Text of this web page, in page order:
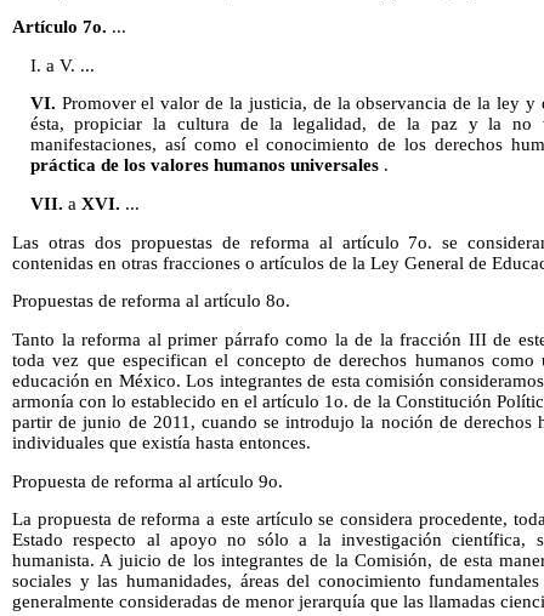
Artículo 7o. ...
I. a V. ...
VI. Promover el valor de la justicia, de la observancia de la ley
ésta, propiciar la cultura de la legalidad, de la paz y la no
manifestaciones, así como el conocimiento de los derechos
práctica de los valores humanos universales.
VII. a XVI. ...
Las otras dos propuestas de reforma al artículo 7o. se
contenidas en otras fracciones o artículos de la Ley General de
Propuestas de reforma al artículo 8o.
Tanto la reforma al primer párrafo como la de la fracción III de
toda vez que especifican el concepto de derechos humanos
educación en México. Los integrantes de esta comisión
armonía con lo establecido en el artículo 1o. de la Constitución
partir de junio de 2011, cuando se introdujo la noción de derechos
individuales que existía hasta entonces.
Propuesta de reforma al artículo 9o.
La propuesta de reforma a este artículo se considera procedente,
Estado respecto al apoyo no sólo a la investigación científica,
humanista. A juicio de los integrantes de la Comisión, de esta
sociales y las humanidades, áreas del conocimiento
generalmente consideradas de menor jerarquía que las llamadas